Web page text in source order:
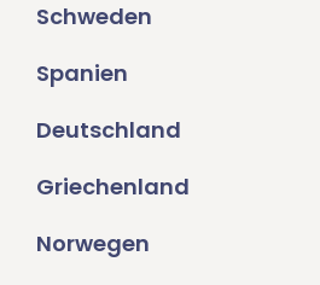
Schweden
Spanien
Deutschland
Griechenland
Norwegen